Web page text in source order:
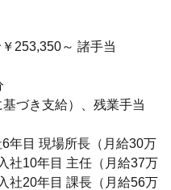
253,350～ 諸手当
づき支給）、残業手当
年目 現場所長（月給30万
社10年目 主任（月給37万
社20年目 課長（月給56万